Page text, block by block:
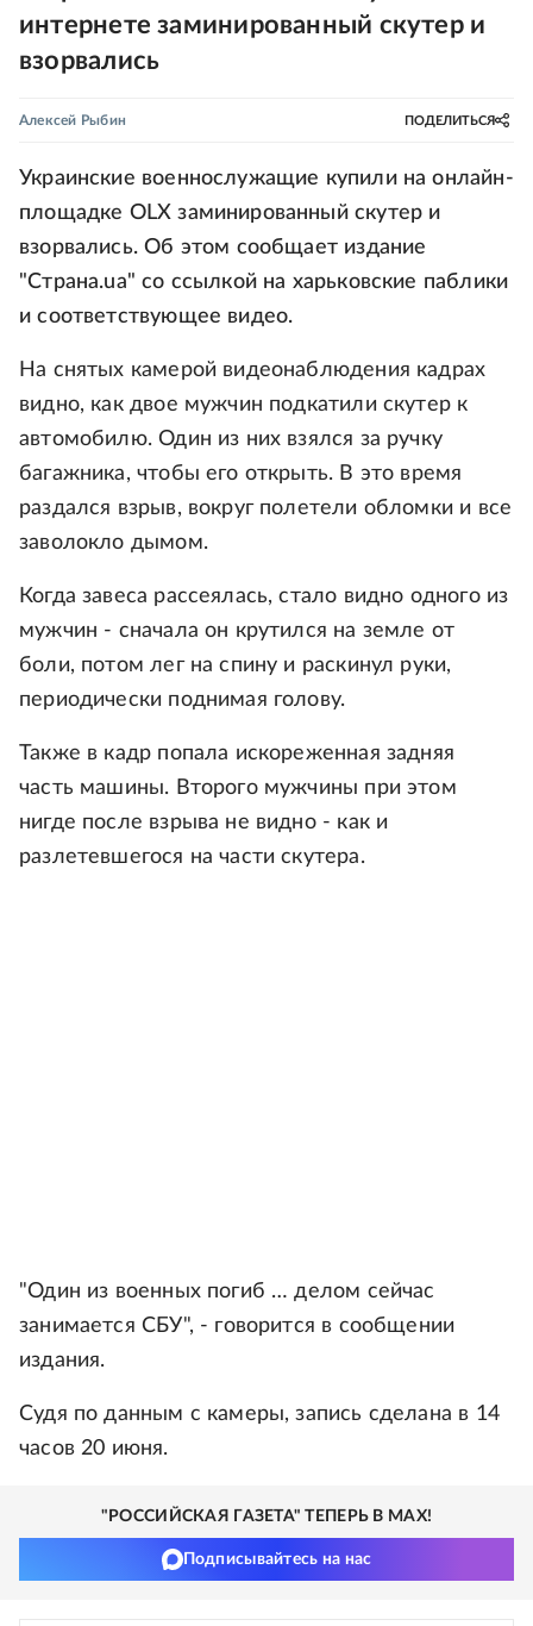
интернете заминированный скутер и
взорвались
Алексей Рыбин ПОДЕЛИТЬСЯ
Украинские военнослужащие купили на онлайн-
площадке OLX заминированный скутер и
взорвались. Об этом сообщает издание
"Страна.ua" со ссылкой на харьковские паблики
и соответствующее видео.
На снятых камерой видеонаблюдения кадрах
видно, как двое мужчин подкатили скутер к
автомобилю. Один из них взялся за ручку
багажника, чтобы его открыть. В это время
раздался взрыв, вокруг полетели обломки и все
заволокло дымом.
Когда завеса рассеялась, стало видно одного из
мужчин - сначала он крутился на земле от
боли, потом лег на спину и раскинул руки,
периодически поднимая голову.
Также в кадр попала искореженная задняя
часть машины. Второго мужчины при этом
нигде после взрыва не видно - как и
разлетевшегося на части скутера.
"Один из военных погиб … делом сейчас
занимается СБУ", - говорится в сообщении
издания.
Судя по данным с камеры, запись сделана в 14
часов 20 июня.
"РОССИЙСКАЯ ГАЗЕТА" ТЕПЕРЬ В MAX!
Подписывайтесь на нас